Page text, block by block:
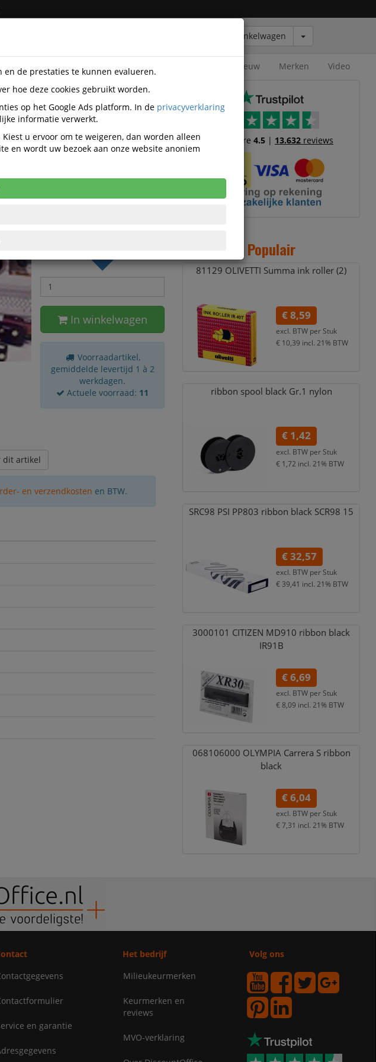
Winkelwagen
Nieuw Merken Video
Nylon linten
Olivetti
55.000
€ 5,20
In winkelwagen
Voorraadartikel,
gemiddelde levertijd 1 à 2
werkdagen.
Actuele voorraad: 11
dit artikel
en verzendkosten en BTW.
Trustscore4.5 | 13.632 reviews
Populair
81129 OLIVETTI Summa ink roller (2)
€ 8,59
excl. BTW per Stuk
€ 10,39 incl. 21% BTW
ribbon spool black Gr.1 nylon
€ 1,42
excl. BTW per Stuk
€ 1,72 incl. 21% BTW
SRC98 PSI PP803 ribbon black SCR98 15
€ 32,57
excl. BTW per Stuk
€ 39,41 incl. 21% BTW
3000101 CITIZEN MD910 ribbon black
IR91B
€ 6,69
excl. BTW per Stuk
€ 8,09 incl. 21% BTW
068106000 OLYMPIA Carrera S ribbon
black
€ 6,04
excl. BTW per Stuk
€ 7,31 incl. 21% BTW
en garantie
Het bedrijf
Milieukeurmerken
Keurmerken en
reviews
MVO-verklaring
Volg ons
de prestaties te kunnen evalueren.
hoe deze cookies gebruikt worden.
op het Google Ads platform. In de privacyverklaring
informatie verwerkt.
u ervoor om te weigeren, dan worden alleen
en wordt uw bezoek aan onze website anoniem